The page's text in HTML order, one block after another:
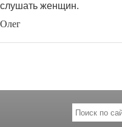
слушать женщин.
Олег